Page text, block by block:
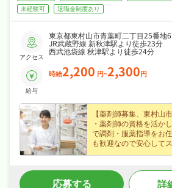
未経験可
退職金制度あり
アクセス
東京都東村山市青葉町二丁目25番地
JR武蔵野線 新秋津駅より徒歩23分
西武池袋線 秋津駅より徒歩24分
給与
時給2,200 円~2,300円
【薬剤師募集、東村山
・薬剤師の資格を活か
で調剤・服薬指導をお
も歓迎なので安心して
収入を得られます☆
・日曜・祝日休みでメ
応募する 詳